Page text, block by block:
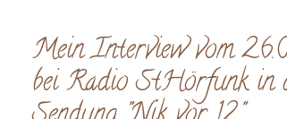
Mein Interview vom
bei Radio StHörfunk in